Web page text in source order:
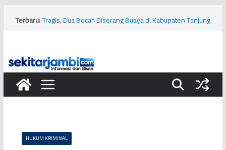
Skip
Terbaru:Tragis, Dua Bocah Diserang Buaya di Kabupaten Tanjung
Bukan Hanya Cabai, Jengkol Ternyata Ikut Pengaruhi
Inflasi Jambi
Viral! Diduga Siswa Sekolah Rakyat di Kota Jambi
Keracunan Makanan
Musim Kemarau, PERUMDA Tirta Mayang Kurangi
HUKUM KRIMINAL